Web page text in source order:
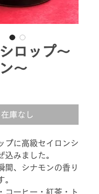
ロップ～
～
在庫なし
プに高級セイロンシ
込みました。
間、シナモンの香り
。
コーヒー・紅茶・ト